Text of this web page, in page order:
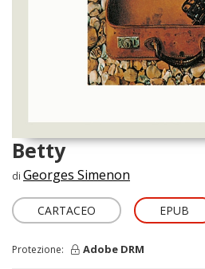
Betty
di Georges Simenon
CARTACEO EPUB
Protezione: Adobe DRM